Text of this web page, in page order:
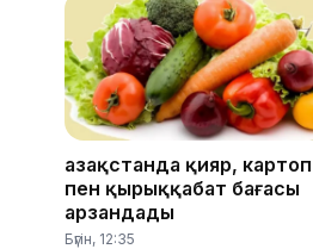
Қазақстанда қияр, картоп
пен қырыққабат бағасы
арзандады
Бүгін, 12:35